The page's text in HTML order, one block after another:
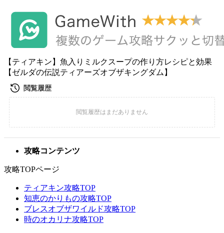
【ティアキン】魚入りミルクスープの作り方レシピと効果
【ゼルダの伝説ティアーズオブザキングダム】
攻略コンテンツ
攻略TOPページ
ティアキン攻略TOP
知恵のかりもの攻略TOP
ブレスオブザワイルド攻略TOP
時のオカリナ攻略TOP